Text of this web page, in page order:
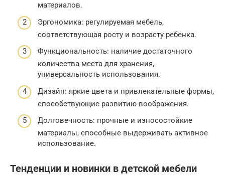
материалов.
Эргономика: регулируемая мебель,
соответствующая росту и возрасту ребенка.
Функциональность: наличие достаточного
количества места для хранения,
универсальность использования.
Дизайн: яркие цвета и привлекательные формы,
способствующие развитию воображения.
Долговечность: прочные и износостойкие
материалы, способные выдерживать активное
использование.
Тенденции и новинки в детской мебели